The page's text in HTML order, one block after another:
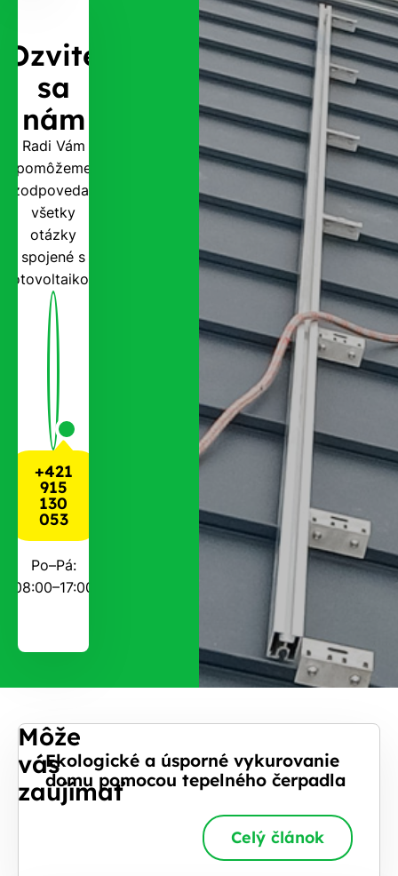
Ozvite
sa
nám
Radi Vám
pomôžeme
zodpovedať
všetky
otázky
spojené s
fotovoltaikou.
+421
915
130
053
Po–Pá:
08:00–17:00
Môže
vás
zaujímať
Ekologické a úsporné vykurovanie
domu pomocou tepelného čerpadla
Celý článok